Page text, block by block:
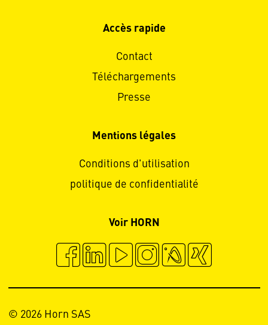
Accès rapide
Contact
Téléchargements
Presse
Mentions légales
Conditions d'utilisation
politique de confidentialité
Voir HORN
© 2026 Horn SAS